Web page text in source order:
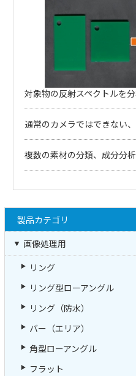
対象物の反射スペクトルを分
通常のカメラではできない
複数の素材の分類、成分分析
製品カテゴリ
画像処理用
リング
リング型ローアングル
リング（防水）
バー（エリア）
角型ローアングル
フラット